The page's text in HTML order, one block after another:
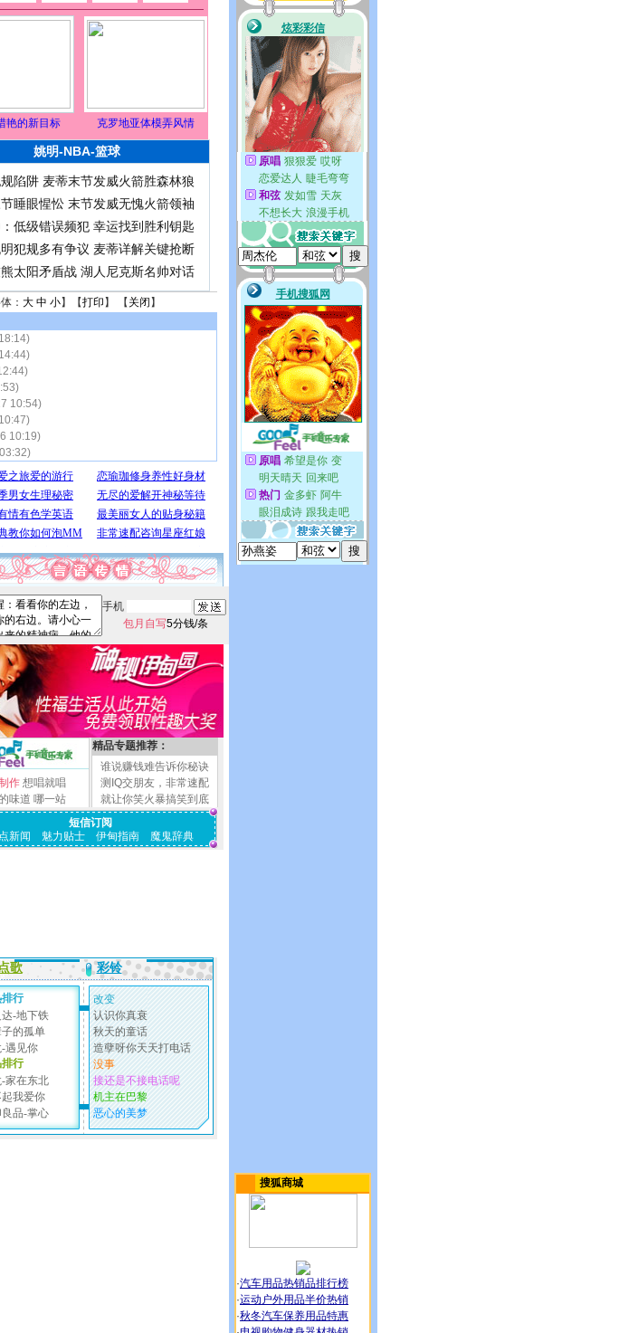
艳的新目标 克罗地亚体模弄风情
姚明-NBA-篮球
陷阱 麦蒂末节发威火箭胜森林狼
睡眼惺忪 末节发威无愧火箭领袖
低级错误频犯 幸运找到胜利钥匙
犯规多有争议 麦蒂详解关键抢断
太阳矛盾战 湖人尼克斯名帅对话
： 大 中 小】【打印 】 【 关闭 】
10:54)
10:19)
手机
包月自写5分钱/条
作 想唱就唱
味道 哪一站
精品专题推荐：
谁说赚钱难告诉你秘诀
测IQ交朋友，非常速配
就让你笑火暴搞笑到底
短信订阅
新闻
魅力贴士 伊甸指南 魔鬼辞典
搜狐商城
·汽车用品热销品排行榜
·运动户外用品半价热销
·秋冬汽车保养用品特惠